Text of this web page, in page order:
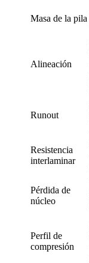
Masa de la pila
Alineación
Runout
Resistencia
interlaminar
Pérdida de
núcleo
Perfil de
compresión